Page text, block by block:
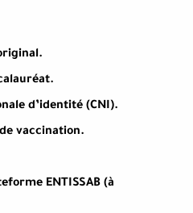
d’identité (CNI).
vaccination.
ENTISSAB (à